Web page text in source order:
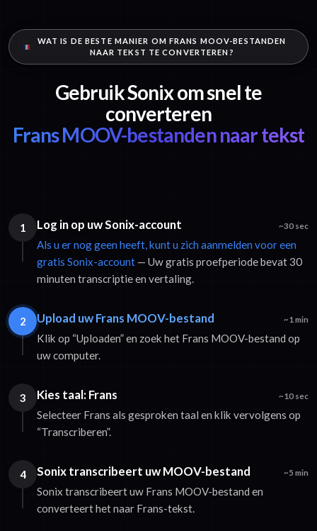
WAT IS DE BESTE MANIER OM FRANS MOOV-BESTANDEN
NAAR TEKST TE CONVERTEREN?
Gebruik Sonix om snel te
converteren
Frans MOOV-bestanden naar tekst
1 Log in op uw Sonix-account ~30 sec
Als u er nog geen heeft, kunt u zich aanmelden voor een
gratis Sonix-account — Uw gratis proefperiode bevat 30
minuten transcriptie en vertaling.
2 Upload uw Frans MOOV-bestand ~1 min
Klik op “Uploaden” en zoek het Frans MOOV-bestand op
uw computer.
3 Kies taal: Frans ~10 sec
Selecteer Frans als gesproken taal en klik vervolgens op
“Transcriberen”.
4 Sonix transcribeert uw MOOV-bestand ~5 min
Sonix transcribeert uw Frans MOOV-bestand en
converteert het naar Frans-tekst.